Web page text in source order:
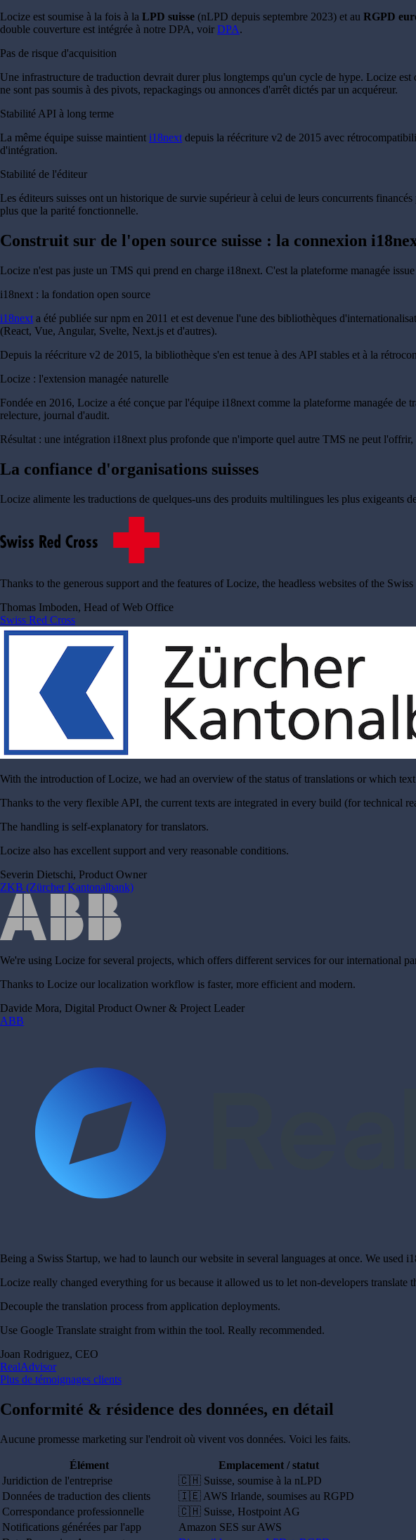
Locize est soumise à la fois à la LPD suisse (nLPD depuis septembre 2023) et au RGPD
double couverture est intégrée à notre DPA, voir DPA.
Pas de risque d'acquisition
Une infrastructure de traduction devrait durer plus longtemps qu'un cycle de hype. Locize
ne sont pas soumis à des pivots, repackagings ou annonces d'arrêt dictés par un acquéreur.
Stabilité API à long terme
La même équipe suisse maintient i18nextdepuis la réécriture v2 de 2015 avec
d'intégration.
Stabilité de l'éditeur
Les éditeurs suisses ont un historique de survie supérieur à celui de leurs concurrents
plus que la parité fonctionnelle.
Construit sur de l'open source suisse : la connexion
Locize n'est pas juste un TMS qui prend en charge i18next. C'est la plateforme managée
i18next : la fondation open source
i18next a été publiée sur npm en 2011 et est devenue l'une des bibliothèques
(React, Vue, Angular, Svelte, Next.js et d'autres).
Depuis la réécriture v2 de 2015, la bibliothèque s'en est tenue à des API stables et à la
Locize : l'extension managée naturelle
Fondée en 2016, Locize a été conçue par l'équipe i18next comme la plateforme managée
relecture, journal d'audit.
Résultat : une intégration i18next plus profonde que n'importe quel autre TMS ne peut
La confiance d'organisations suisses
Locize alimente les traductions de quelques-uns des produits multilingues les plus exigeants
Thanks to the generous support and the features of Locize, the headless websites of the
Thomas Imboden, Head of Web Office
Swiss Red Cross
With the introduction of Locize, we had an overview of the status of translations or which
Thanks to the very flexible API, the current texts are integrated in every build (for technical
The handling is self-explanatory for translators.
Locize also has excellent support and very reasonable conditions.
Severin Dietschi, Product Owner
ZKB (Zürcher Kantonalbank)
We're using Locize for several projects, which offers different services for our international
Thanks to Locize our localization workflow is faster, more efficient and modern.
Davide Mora, Digital Product Owner & Project Leader
ABB
Being a Swiss Startup, we had to launch our website in several languages at once. We
Locize really changed everything for us because it allowed us to let non-developers translate
Decouple the translation process from application deployments.
Use Google Translate straight from within the tool. Really recommended.
Joan Rodriguez, CEO
RealAdvisor
Plus de témoignages clients
Conformité & résidence des données, en détail
Aucune promesse marketing sur l'endroit où vivent vos données. Voici les faits.
Élément
Emplacement / statut
Juridiction de l'entreprise
🇨🇭 Suisse, soumise à la nLPD
Données de traduction des clients
🇮🇪 AWS Irlande, soumises au RGPD
Correspondance professionnelle
🇨🇭 Suisse, Hostpoint AG
Notifications générées par l'app
Amazon SES sur AWS